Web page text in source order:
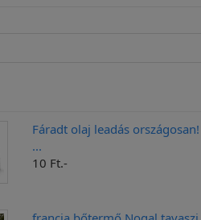
Fáradt olaj leadás országosan!
...
10 Ft.-